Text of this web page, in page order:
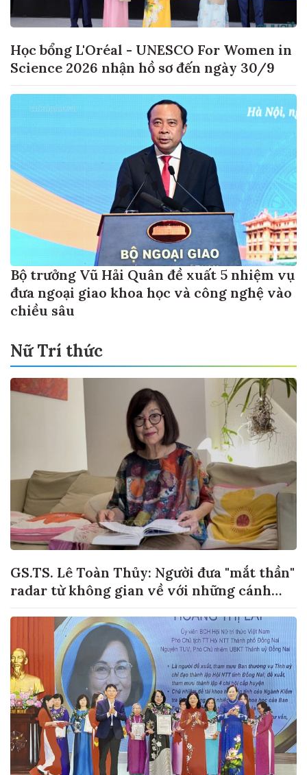
Học bổng L'Oréal - UNESCO For Women in
Science 2026 nhận hồ sơ đến ngày 30/9
Bộ trưởng Vũ Hải Quân đề xuất 5 nhiệm vụ
đưa ngoại giao khoa học và công nghệ vào
chiều sâu
Nữ Trí thức
GS.TS. Lê Toàn Thủy: Người đưa "mắt thần"
radar từ không gian về với những cánh